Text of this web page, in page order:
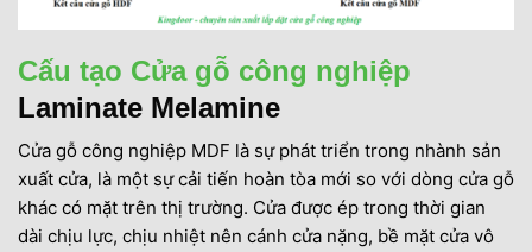
Cấu tạo Cửa gỗ công nghiệp
Laminate Melamine
Cửa gỗ công nghiệp MDF là sự phát triển trong nhành sản
xuất cửa, là một sự cải tiến hoàn tòa mới so với dòng cửa gỗ
khác có mặt trên thị trường. Cửa được ép trong thời gian
dài chịu lực, chịu nhiệt nên cánh cửa nặng, bề mặt cửa vô